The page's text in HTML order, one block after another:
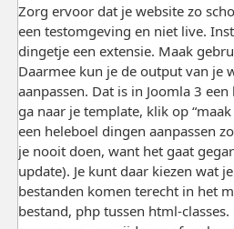
Zorg ervoor dat je website zo
een testomgeving en niet live.
dingetje een extensie. Maak
Daarmee kun je de output van je
aanpassen. Dat is in Joomla 3
ga naar je template, klik op
een heleboel dingen aanpassen
je nooit doen, want het gaat
update). Je kunt daar kiezen wat
bestanden komen terecht in het
bestand, php tussen html-